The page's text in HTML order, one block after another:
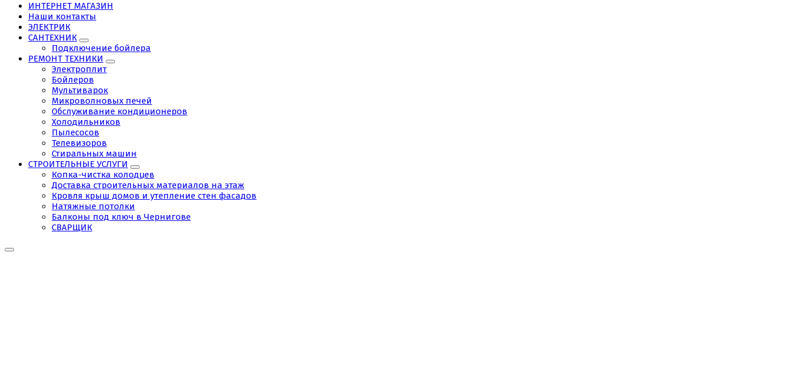
ИНТЕРНЕТ МАГАЗИН
Наши контакты
ЭЛЕКТРИК
САНТЕХНИК
Подключение бойлера
РЕМОНТ ТЕХНИКИ
Электроплит
Бойлеров
Мультиварок
Микроволновых печей
Обслуживание кондиционеров
Холодильников
Пылесосов
Телевизоров
Стиральных машин
СТРОИТЕЛЬНЫЕ УСЛУГИ
Копка-чистка колодцев
Доставка строительных материалов на этаж
Кровля крыш домов и утепление стен фасадов
Натяжные потолки
Балконы под ключ в Чернигове
СВАРЩИК